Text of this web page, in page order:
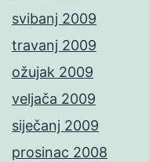
svibanj 2009
travanj 2009
ožujak 2009
veljača 2009
siječanj 2009
prosinac 2008